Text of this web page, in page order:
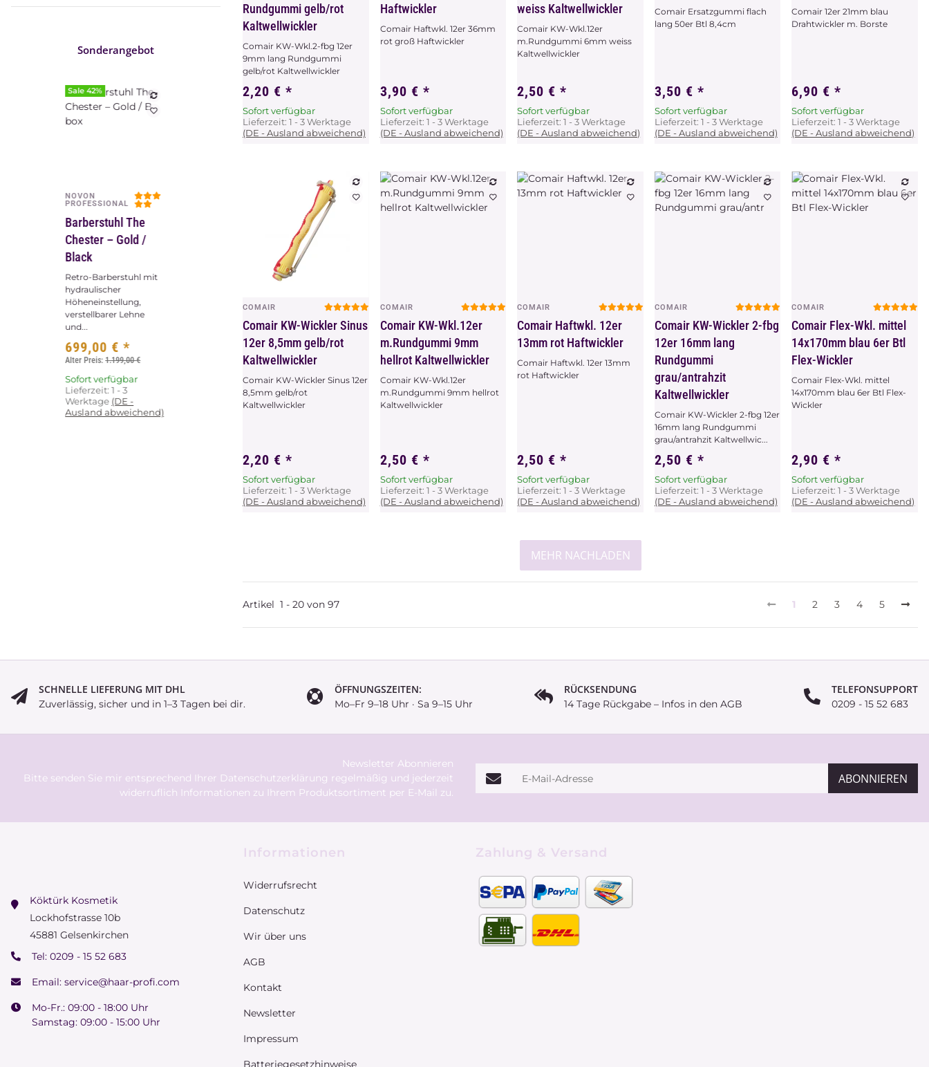
Rundgummi gelb/rot
Kaltwellwickler
Comair KW-Wkl.2-fbg 12er
9mm lang Rundgummi
gelb/rot Kaltwellwickler
2,20 € *
Sofort verfügbar
Lieferzeit: 1 - 3 Werktage
(DE - Ausland abweichend)
Haftwickler
Comair Haftwkl. 12er 36mm
rot groß Haftwickler
3,90 € *
Sofort verfügbar
Lieferzeit: 1 - 3 Werktage
(DE - Ausland abweichend)
weiss Kaltwellwickler
Comair KW-Wkl.12er
m.Rundgummi 6mm weiss
Kaltwellwickler
2,50 €*
Sofort verfügbar
Lieferzeit:1 - 3 Werktage
(DE - Ausland abweichend)
Comair Ersatzgummi flach
lang 50er Btl 8,4cm
3,50 € *
Sofort verfügbar
Lieferzeit: 1 - 3 Werktage
(DE - Ausland abweichend)
Comair 12er 21mm blau
Drahtwickler m. Borste
6,90 €*
Sofort verfügbar
Lieferzeit:1 - 3 Werktage
(DE - Ausland abweichend)
Vorschau
COMAIR
Comair KW-Wickler Sinus
12er 8,5mm gelb/rot
Kaltwellwickler
Comair KW-Wickler Sinus 12er
8,5mm gelb/rot
Kaltwellwickler
2,20 € *
Sofort verfügbar
Lieferzeit: 1 - 3 Werktage
(DE - Ausland abweichend)
Vorschau
COMAIR
Comair KW-Wkl.12er
m.Rundgummi 9mm
hellrot Kaltwellwickler
Comair KW-Wkl.12er
m.Rundgummi 9mm hellrot
Kaltwellwickler
2,50 € *
Sofort verfügbar
Lieferzeit: 1 - 3 Werktage
(DE - Ausland abweichend)
Vorschau
COMAIR
Comair Haftwkl. 12er
13mm rot Haftwickler
Comair Haftwkl. 12er 13mm
rot Haftwickler
2,50 €*
Sofort verfügbar
Lieferzeit:1 - 3 Werktage
(DE - Ausland abweichend)
Vorschau
COMAIR
Comair KW-Wickler 2-fbg
12er 16mm lang
Rundgummi
grau/antrahzit
Kaltwellwickler
Comair KW-Wickler 2-fbg 12er
16mm lang Rundgummi
grau/antrahzit Kaltwellwic...
2,50 € *
Sofort verfügbar
Lieferzeit: 1 - 3 Werktage
(DE - Ausland abweichend)
Vorschau
COMAIR
Comair Flex-Wkl. mittel
14x170mm blau 6er Btl
Flex-Wickler
Comair Flex-Wkl. mittel
14x170mm blau 6er Btl Flex-
Wickler
2,90 €*
Sofort verfügbar
Lieferzeit:1 - 3 Werktage
(DE - Ausland abweichend)
MEHR NACHLADEN
Artikel 1 - 20 von 97 1 2 3 4 5
Sonderangebot
Sale 42%
Vorschau
NOVON
PROFESSIONAL
Barberstuhl The
Chester – Gold /
Black
Retro-Barberstuhl mit
hydraulischer
Höheneinstellung,
verstellbarer Lehne
und...
699,00 €*
Alter Preis:1.199,00 €
Sofort verfügbar
Lieferzeit:1 - 3
Werktage (DE -
Ausland abweichend)
SCHNELLE LIEFERUNG MIT DHL
Zuverlässig, sicher und in 1–3 Tagen bei dir.
ÖFFNUNGSZEITEN:
Mo–Fr 9–18 Uhr · Sa 9–15 Uhr
RÜCKSENDUNG
14 Tage Rückgabe – Infos in den AGB
TELEFONSUPPORT
0209 - 15 52 683
Newsletter Abonnieren
Bitte senden Sie mir entsprechend Ihrer Datenschutzerklärung regelmäßig und jederzeit
widerruflich Informationen zu Ihrem Produktsortiment per E-Mail zu.
E-Mail-Adresse ABONNIEREN
Köktürk Kosmetik
Lockhofstrasse 10b
45881 Gelsenkirchen
Tel: 0209 - 15 52 683
Email: service@haar-profi.com
Mo-Fr.: 09:00 - 18:00 Uhr
Samstag: 09:00 - 15:00 Uhr
Informationen
Widerrufsrecht
Datenschutz
Wir über uns
AGB
Kontakt
Newsletter
Impressum
Batteriegesetzhinweise
Zahlung & Versand